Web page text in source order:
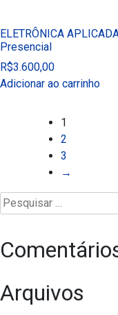
ELETRÔNICA
Presencial
R$3.600,00
Adicionar ao carrinho
1
2
3
→
Pesquisar
por:
Arquivos